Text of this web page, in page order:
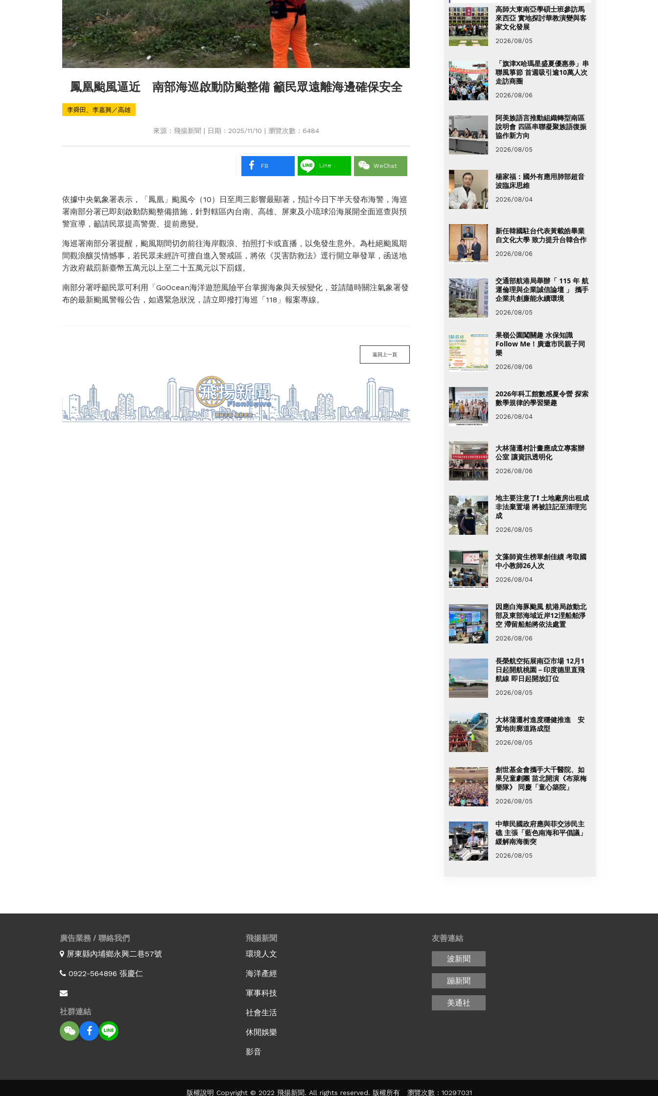
鳳凰颱風逼近 南部海巡啟動防颱整備 籲民眾遠離海邊確保安全
李舜田、李嘉興／高雄
來源：飛揚新聞 | 日期：2025/11/10 | 瀏覽次數：6484
FB Line WeChat
依據中央氣象署表示，「鳳凰」颱風今（10）日至周三影響最顯著，預計今日下半天發布海警，海巡
署南部分署已即刻啟動防颱整備措施，針對轄區內台南、高雄、屏東及小琉球沿海展開全面巡查與預
警宣導，籲請民眾提高警覺、提前應變。
海巡署南部分署提醒，颱風期間切勿前往海岸觀浪、拍照打卡或直播，以免發生意外。為杜絕颱風期
間觀浪釀災情憾事，若民眾未經許可擅自進入警戒區，將依《災害防救法》逕行開立舉發單，函送地
方政府裁罰新臺幣五萬元以上至二十五萬元以下罰鍰。
南部分署呼籲民眾可利用「GoOcean海洋遊憩風險平台掌握海象與天候變化，並請隨時關注氣象署發
布的最新颱風警報公告，如遇緊急狀況，請立即撥打海巡「118」報案專線。
返回上一頁
高師大東南亞學碩士班參訪馬
來西亞 實地探討華教演變與客
家文化發展
2026/08/05
「旗津X哈瑪星盛夏優惠券」串
聯風箏節 首週吸引逾10萬人次
走訪商圈
2026/08/06
阿美族語言推動組織轉型南區
說明會 四區串聯凝聚族語復振
協作新方向
2026/08/05
楊家福：國外有應用肺部超音
波臨床思維
2026/08/04
新任韓國駐台代表黃載皓畢業
自文化大學 致力提升台韓合作
2026/08/06
交通部航港局舉辦「 115 年 航
運倫理與企業誠信論壇 」 攜手
企業共創廉能永續環境
2026/08/05
果嶺公園闖關趣 水保知識
Follow Me！廣邀市民親子同
樂
2026/08/06
2026年科工館數感夏令營 探索
數學規律的學習樂趣
2026/08/04
大林蒲遷村計畫應成立專案辦
公室 讓資訊透明化
2026/08/06
地主要注意了❗ 土地廠房出租成
非法棄置場 將被註記至清理完
成
2026/08/05
文藻師資生榜單創佳績 考取國
中小教師26人次
2026/08/04
因應白海豚颱風 航港局啟動北
部及東部海域近岸12浬船舶淨
空 滯留船舶將依法處置
2026/08/06
長榮航空拓展南亞市場 12月1
日起開航桃園－印度德里直飛
航線 即日起開放訂位
2026/08/05
大林蒲遷村進度穩健推進 安
置地街廓道路成型
2026/08/05
創世基金會攜手大千醫院、如
果兒童劇團 苗北開演《布萊梅
樂隊》 同慶「童心築院」
2026/08/05
中華民國政府應與菲交涉民主
礁 主張「藍色南海和平倡議」
緩解南海衝突
2026/08/05
廣告業務 / 聯絡我們
屏東縣內埔鄉永興二巷57號
0922-564896 張慶仁
社群連結
飛揚新聞
環境人文
海洋產經
軍事科技
社會生活
休閒娛樂
影音
友善連結
波新聞
蹦新聞
美通社
版權說明 Copyright © 2022 飛揚新聞. All rights reserved. 版權所有 瀏覽次數：10297031